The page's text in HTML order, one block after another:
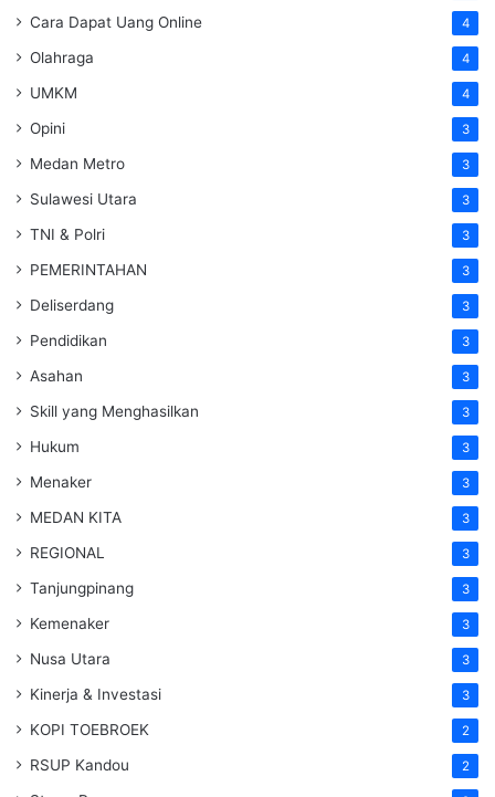
Cara Dapat Uang Online 4
Olahraga 4
UMKM 4
Opini 3
Medan Metro 3
Sulawesi Utara 3
TNI & Polri 3
PEMERINTAHAN 3
Deliserdang 3
Pendidikan 3
Asahan 3
Skill yang Menghasilkan 3
Hukum 3
Menaker 3
MEDAN KITA 3
REGIONAL 3
Tanjungpinang 3
Kemenaker 3
Nusa Utara 3
Kinerja & Investasi 3
KOPI TOEBROEK 2
RSUP Kandou 2